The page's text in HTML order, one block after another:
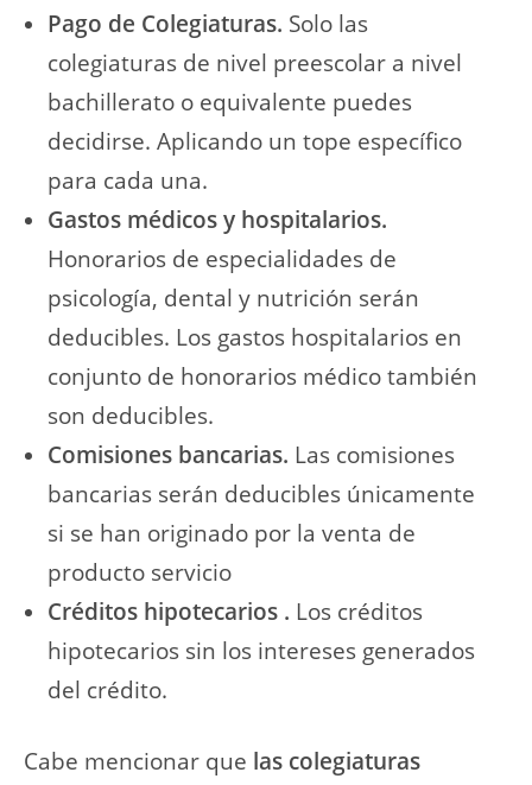
Pago de Colegiaturas. Solo las
colegiaturas de nivel preescolar a nivel
bachillerato o equivalente puedes
decidirse. Aplicando un tope específico
para cada una.
Gastos médicos y hospitalarios.
Honorarios de especialidades de
psicología, dental y nutrición serán
deducibles. Los gastos hospitalarios en
conjunto de honorarios médico también
son deducibles.
Comisiones bancarias. Las comisiones
bancarias serán deducibles únicamente
si se han originado por la venta de
producto servicio
Créditos hipotecarios . Los créditos
hipotecarios sin los intereses generados
del crédito.
Cabe mencionar que las colegiaturas